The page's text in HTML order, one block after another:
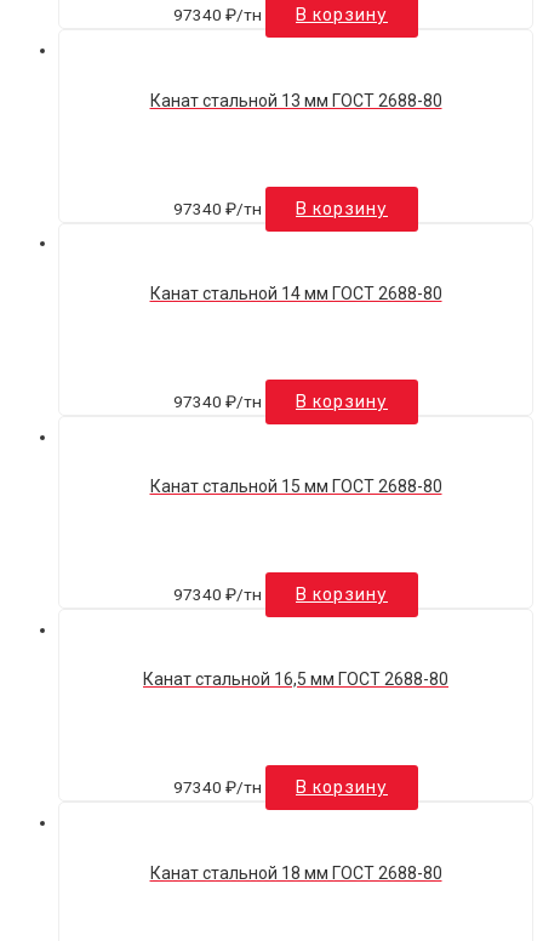
97340 ₽/тн В корзину
Канат стальной 13 мм ГОСТ 2688-80
97340 ₽/тн В корзину
Канат стальной 14 мм ГОСТ 2688-80
97340 ₽/тн В корзину
Канат стальной 15 мм ГОСТ 2688-80
97340 ₽/тн В корзину
Канат стальной 16,5 мм ГОСТ 2688-80
97340 ₽/тн В корзину
Канат стальной 18 мм ГОСТ 2688-80